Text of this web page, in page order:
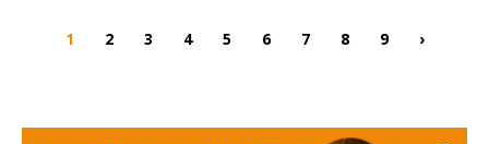
1 2 3 4 5 6 7 8 9 ›